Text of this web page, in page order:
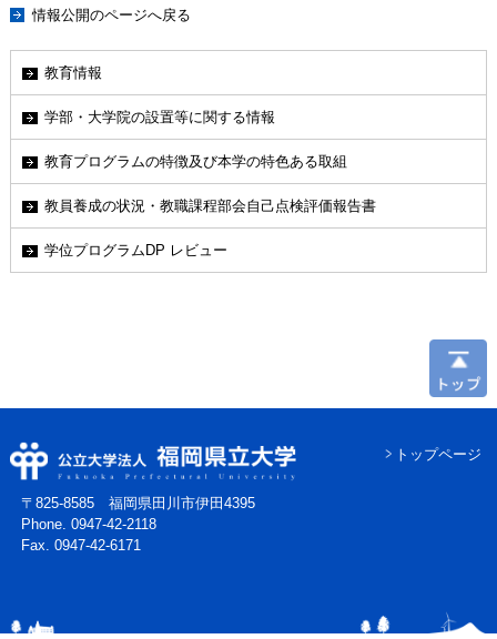
教育情報
学部・大学院の設置等に関する情報
教育プログラムの特徴及び本学の特色ある取組
教員養成の状況・教職課程部会自己点検評価報告書
学位プログラムDP レビュー
情報公開のページへ戻る
〒825-8585 福岡県田川市伊田4395
Phone. 0947-42-2118
Fax. 0947-42-6171
トップページ